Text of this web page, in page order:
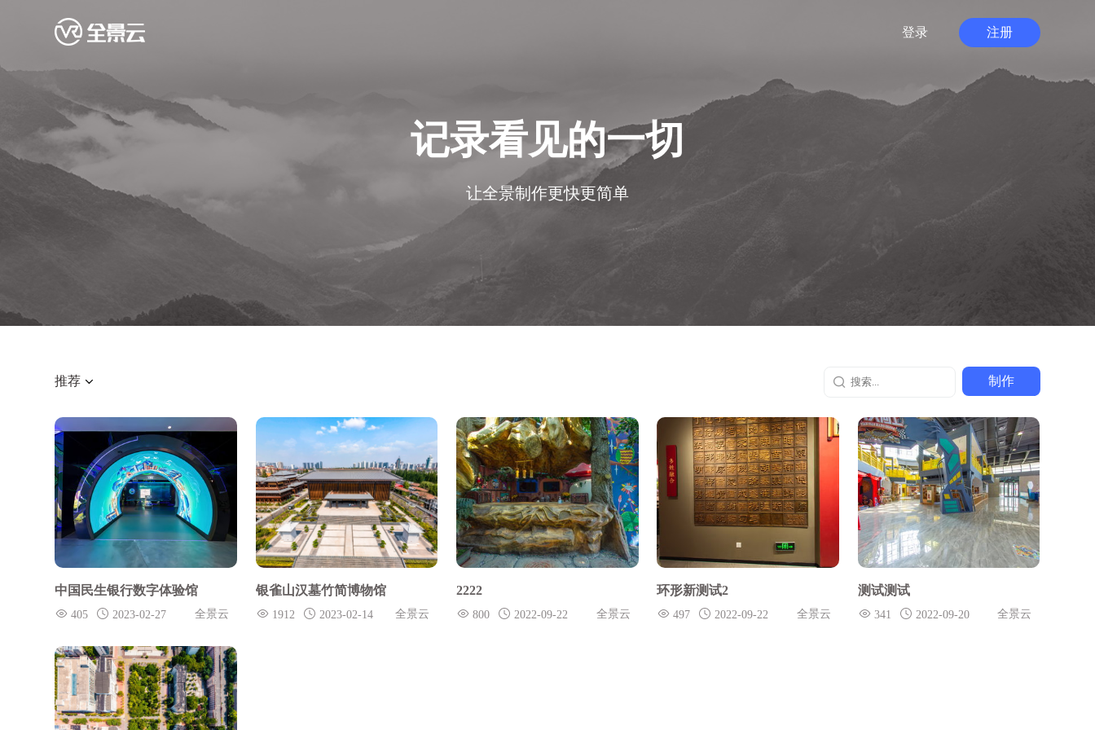
登录 注册
记录看见的一切
让全景制作更快更简单
推荐 制作
中国民生银行数字体验馆
405 2023-02-27 全景云
银雀山汉墓竹简博物馆
1912 2023-02-14 全景云
2222
800 2022-09-22 全景云
环形新测试2
497 2022-09-22 全景云
测试测试
341 2022-09-20 全景云